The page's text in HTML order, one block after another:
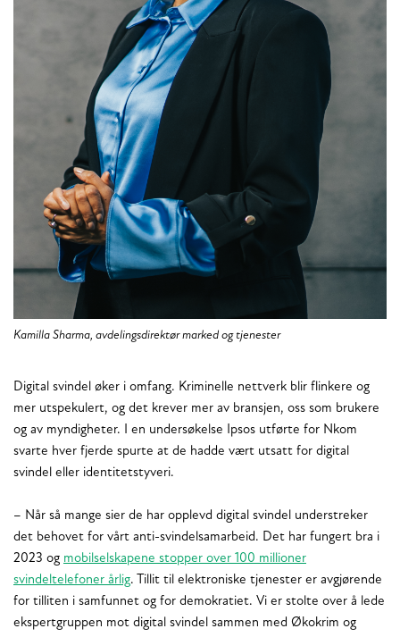
Kamilla Sharma, avdelingsdirektør marked og tjenester
Digital svindel øker i omfang. Kriminelle nettverk blir flinkere og
mer utspekulert, og det krever mer av bransjen, oss som brukere
og av myndigheter. I en undersøkelse Ipsos utførte for Nkom
svarte hver fjerde spurte at de hadde vært utsatt for digital
svindel eller identitetstyveri.
– Når så mange sier de har opplevd digital svindel understreker
det behovet for vårt anti-svindelsamarbeid. Det har fungert bra i
2023 og mobilselskapene stopper over 100 millioner
svindeltelefoner årlig. Tillit til elektroniske tjenester er avgjørende
for tilliten i samfunnet og for demokratiet. Vi er stolte over å lede
ekspertgruppen mot digital svindel sammen med Økokrim og